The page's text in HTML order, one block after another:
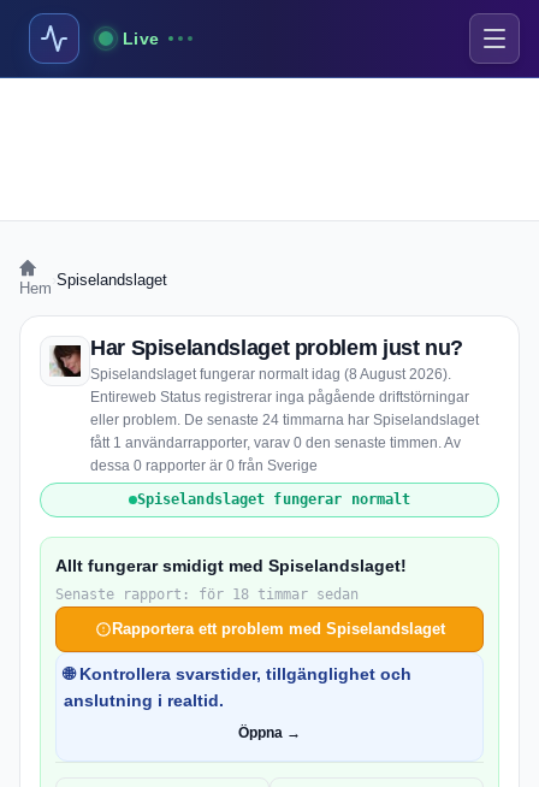
Live
Hem Spiselandslaget
Har Spiselandslaget problem just nu?
Spiselandslaget fungerar normalt idag (8 August 2026).
Entireweb Status registrerar inga pågående driftstörningar
eller problem. De senaste 24 timmarna har Spiselandslaget
fått 1 användarrapporter, varav 0 den senaste timmen. Av
dessa 0 rapporter är 0 från Sverige
Spiselandslaget fungerar normalt
Allt fungerar smidigt med Spiselandslaget!
Senaste rapport: för 18 timmar sedan
Rapportera ett problem med Spiselandslaget
🌐 Kontrollera svarstider, tillgänglighet och
anslutning i realtid.
Öppna →